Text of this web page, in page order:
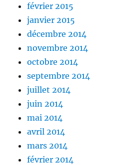
février 2015
janvier 2015
décembre 2014
novembre 2014
octobre 2014
septembre 2014
juillet 2014
juin 2014
mai 2014
avril 2014
mars 2014
février 2014